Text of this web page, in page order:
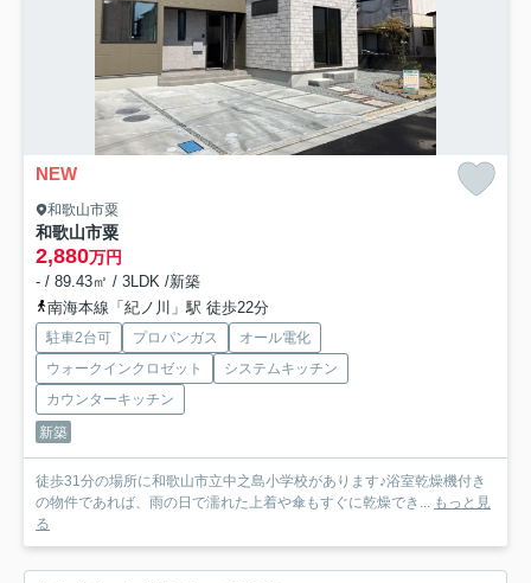
NEW
和歌山市粟
和歌山市粟
2,880万円
- / 89.43㎡ / 3LDK /新築
南海本線「紀ノ川」駅 徒歩22分
駐車2台可 プロパンガス
オール電化
ウォークインクロゼット
システムキッチン
カウンターキッチン
新築
徒歩31分の場所に和歌山市立中之島小学校があります♪浴室乾燥機付き
の物件であれば、雨の日で濡れた上着や傘もすぐに乾燥でき...
もっと見
る